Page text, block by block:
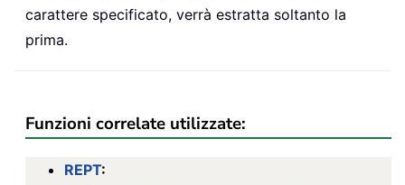
carattere specificato, verrà estratta soltanto la
prima.
Funzioni correlate utilizzate:
REPT: